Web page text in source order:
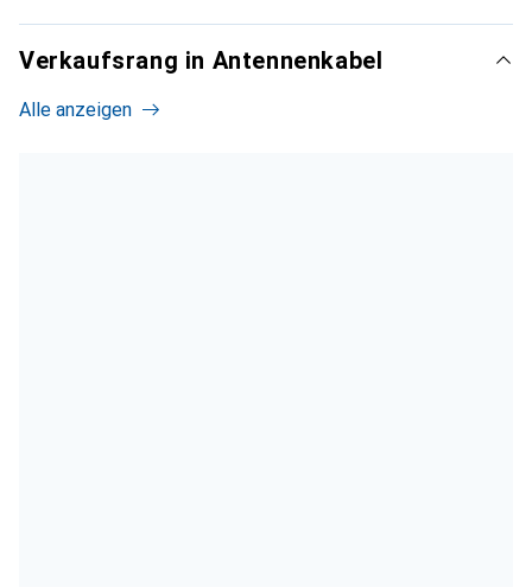
Verkaufsrang in Antennenkabel
Alle anzeigen